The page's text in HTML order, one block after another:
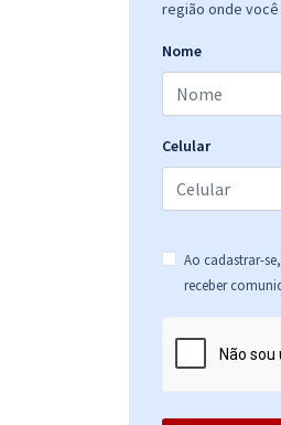
região onde você
Nome
Celular
Ao cadastrar-
receber